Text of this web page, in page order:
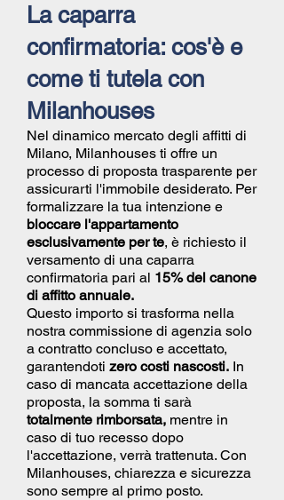
La caparra
confirmatoria: cos'è e
come ti tutela con
Milanhouses
Nel dinamico mercato degli affitti di
Milano, Milanhouses ti offre un
processo di proposta trasparente per
assicurarti l'immobile desiderato. Per
formalizzare la tua intenzione e
bloccare l'appartamento
esclusivamente per te, è richiesto il
versamento di una caparra
confirmatoria pari al 15% del canone
di affitto annuale.
Questo importo si trasforma nella
nostra commissione di agenzia solo
a contratto concluso e accettato,
garantendoti zero costi nascosti. In
caso di mancata accettazione della
proposta, la somma ti sarà
totalmente rimborsata, mentre in
caso di tuo recesso dopo
l'accettazione, verrà trattenuta. Con
Milanhouses, chiarezza e sicurezza
sono sempre al primo posto.